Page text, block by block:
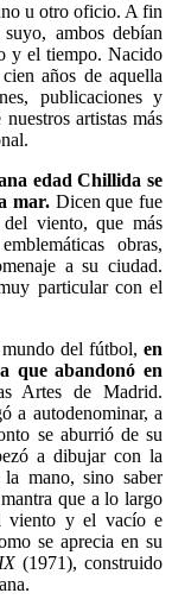
u otro oficio. A fin
ambos debían
y el tiempo. Nacido
años de aquella
publicaciones y
artistas más
edad Chillida se
mar. Dicen que fue
del viento, que más
obras,
a su ciudad.
particular con el
del fútbol, en
que abandonó en
Artes de Madrid.
a autodenominar, a
se aburrió de su
a dibujar con la
mano, sino saber
que a lo largo
viento y el vacío e
se aprecia en su
(1971), construido